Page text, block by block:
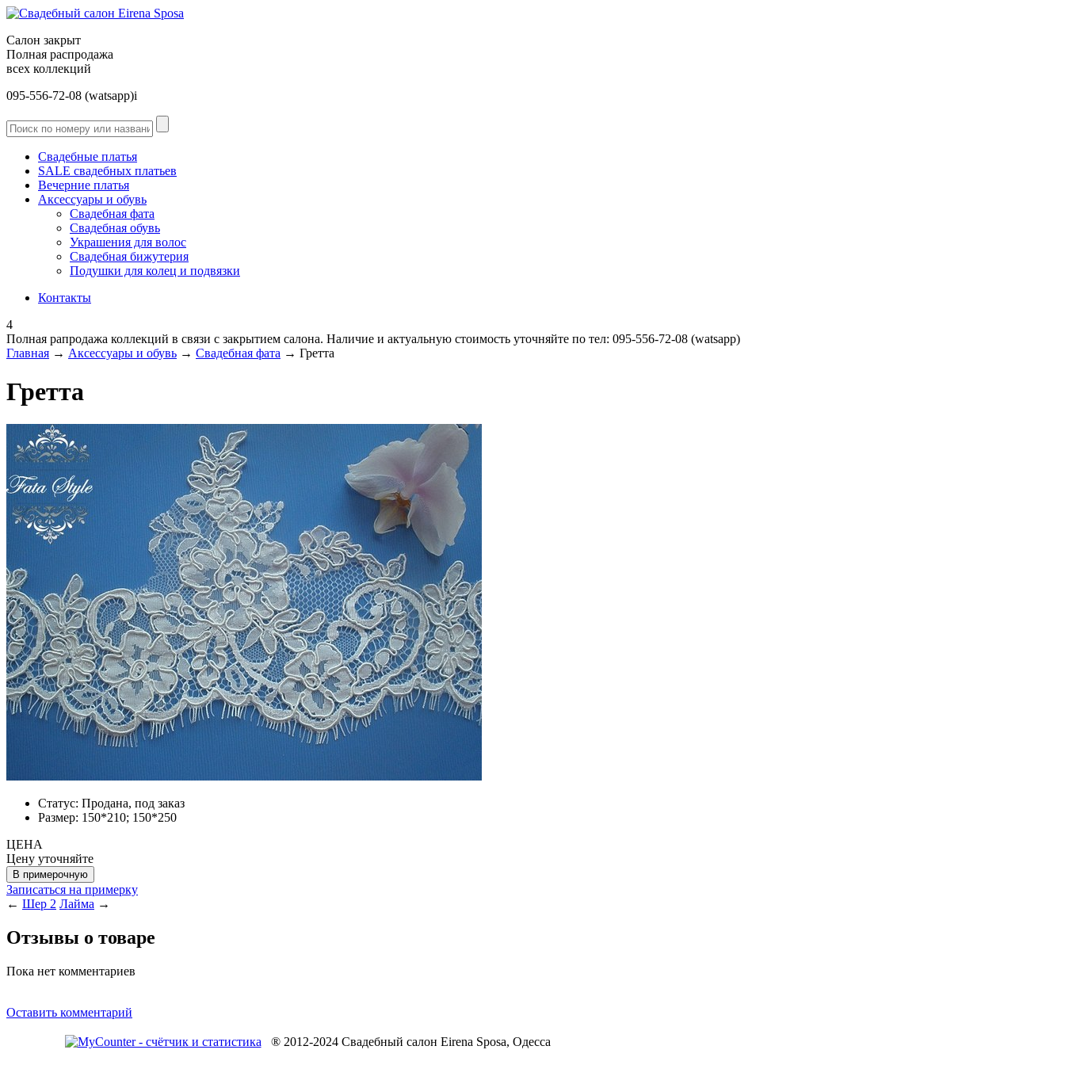
Салон закрыт
Полная распродажа
всех коллекций
095-556-72-08 (watsapp)і
Свадебные платья
SALE cвадебных платьев
Вечерние платья
Аксессуары и обувь
Свадебная фата
Свадебная обувь
Украшения для волос
Свадебная бижутерия
Подушки для колец и подвязки
Контакты
4
Полная рапродажа коллекций в связи с закрытием салона. Наличие и актуальную стоимость уточняйте по тел: 095-556-72-08 (watsapp)
Главная → Аксессуары и обувь → Свадебная фата → Гретта
Гретта
Статус: Продана, под заказ
Размер: 150*210; 150*250
ЦЕНА
Цену уточняйте
Записаться на примерку
← Шер 2 Лайма →
Отзывы о товаре
Пока нет комментариев
Оставить комментарий
® 2012-2024 Свадебный салон Eirena Sposa, Одесса